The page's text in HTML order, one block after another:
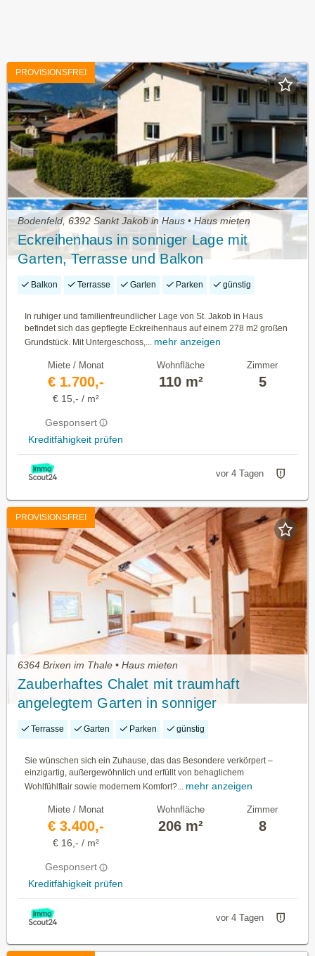
PROVISIONSFREI
Bodenfeld, 6392 Sankt Jakob in Haus • Haus mieten
Eckreihenhaus in sonniger Lage mit
Garten, Terrasse und Balkon
Balkon Terrasse Garten Parken günstig
In ruhiger und familienfreundlicher Lage von St. Jakob in Haus
befindet sich das gepflegte Eckreihenhaus auf einem 278 m2 großen
Grundstück. Mit Untergeschoss,... mehr anzeigen
Miete / Monat
€ 1.700,-
€ 15,- / m²
Gesponsert
Kreditfähigkeit prüfen
Wohnfläche
110 m²
Zimmer
5
vor 4 Tagen
PROVISIONSFREI
6364 Brixen im Thale • Haus mieten
Zauberhaftes Chalet mit traumhaft
angelegtem Garten in sonniger
Panoramalage
Terrasse Garten Parken günstig
Sie wünschen sich ein Zuhause, das das Besondere verkörpert –
einzigartig, außergewöhnlich und erfüllt von behaglichem
Wohlfühlflair sowie modernem Komfort?... mehr anzeigen
Miete / Monat
€ 3.400,-
€ 16,- / m²
Gesponsert
Kreditfähigkeit prüfen
Wohnfläche
206 m²
Zimmer
8
vor 4 Tagen